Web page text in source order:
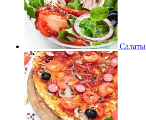
Салаты